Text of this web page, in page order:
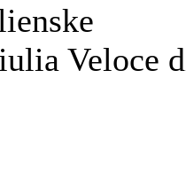
Veloce